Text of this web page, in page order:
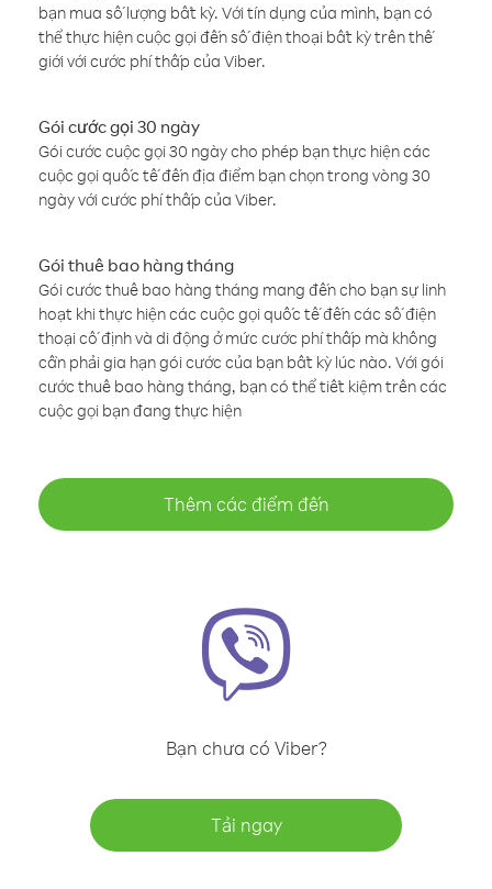
bạn mua số lượng bất kỳ. Với tín dụng của mình, bạn có
thể thực hiện cuộc gọi đến số điện thoại bất kỳ trên thế
giới với cước phí thấp của Viber.
Gói cước gọi 30 ngày
Gói cước cuộc gọi 30 ngày cho phép bạn thực hiện các
cuộc gọi quốc tế đến địa điểm bạn chọn trong vòng 30
ngày với cước phí thấp của Viber.
Gói thuê bao hàng tháng
Gói cước thuê bao hàng tháng mang đến cho bạn sự linh
hoạt khi thực hiện các cuộc gọi quốc tế đến các số điện
thoại cố định và di động ở mức cước phí thấp mà không
cần phải gia hạn gói cước của bạn bất kỳ lúc nào. Với gói
cước thuê bao hàng tháng, bạn có thể tiết kiệm trên các
cuộc gọi bạn đang thực hiện
Thêm các điểm đến
Bạn chưa có Viber?
Tải ngay